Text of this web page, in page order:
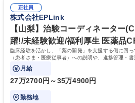
ートと仕事の両立もしやすい環境。育休か
助支援金等もあります。 募集職種 【大宮･川越(埼玉)】治験コーディネー
ター(CRC)医療従事者歓迎/土日祝休/WLB◎
ョン能力や、カルテを読む力、治験で行う検
明ができる点、などを活かしてご活躍頂けま
e-learning受講後に導入研修を5日間受けて
JTとなります。OJT期間は平均約3ヶ月。 学歴・資格 学歴：大学院 大学
高専 短大 専修学校 語学力： 資格：
正社員
株式会社EPLink
【山梨】治験コーディネーター
躍!/未経験歓迎/福利厚生 医薬品
臨床経験を活かし、「薬の開発」を支援する側に回
（患者さま・医療従事者）への説明や、進捗管理・
を底支えしていただきます。
月給
27万2700円～35万4900円
勤務地